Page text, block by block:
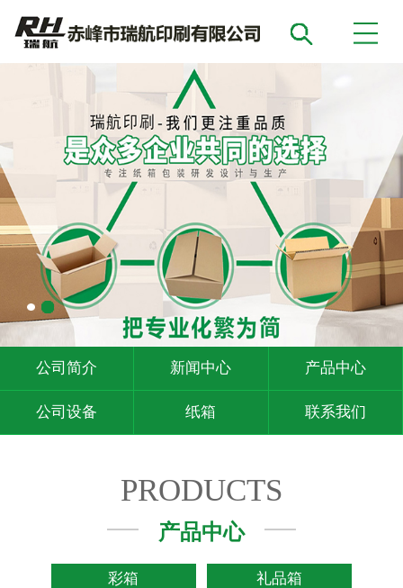
公司简介 新闻中心 产品中心
公司设备 纸箱 联系我们
PRODUCTS
产品中心
彩箱 礼品箱